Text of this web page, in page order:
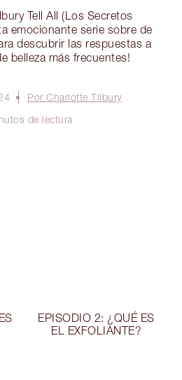
Tell All (Los Secretos
emocionante serie sobre de
descubrir las respuestas a
belleza más frecuentes!
Por Charlotte Tilbury
de lectura
EPISODIO 2: ¿QUÉ ES
EL EXFOLIANTE?